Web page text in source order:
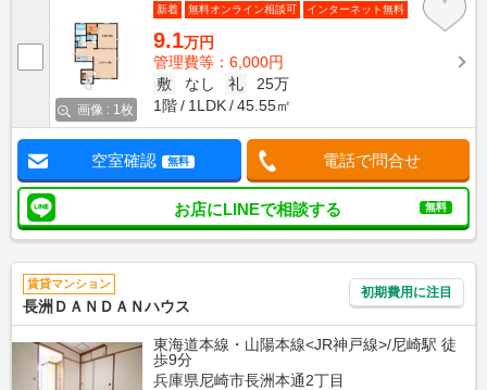
画像 : 1枚
新着 無料オンライン相談可 インターネット無料
9.1万円
管理費等：6,000円
敷
なし 礼
25万
1階
1LDK 45.55㎡
空室確認 無料 電話で問合せ
お店にLINEで相談する 無料
賃貸マンション
長洲ＤＡＮＤＡＮハウス
初期費用に注目
東海道本線・山陽本線<JR神戸線>/尼崎駅 徒
歩9分
兵庫県尼崎市長洲本通2丁目